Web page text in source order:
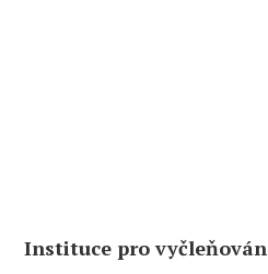
Instituce pro